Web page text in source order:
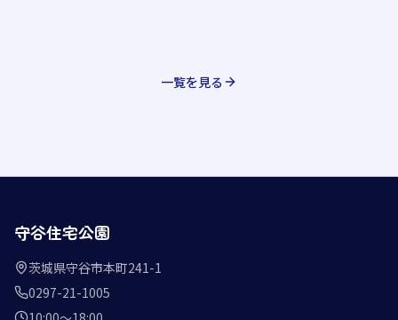
一覧を見る
守谷住宅公園
茨城県守谷市本町241-1
0297-21-1005